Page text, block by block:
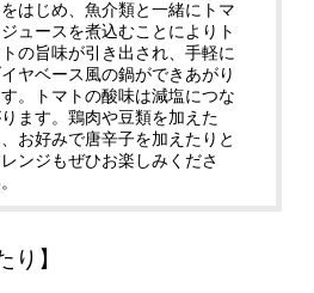
をはじめ、魚介類と一緒にトマ
ジュースを煮込むことによりト
の旨味が引き出され、手軽に
ヤベース風の鍋ができあがり
す。トマトの酸味は減塩につな
ます。鶏肉や豆類を加えた
、お好みで唐辛子を加えたりと
ンジもぜひお楽しみくださ
り】